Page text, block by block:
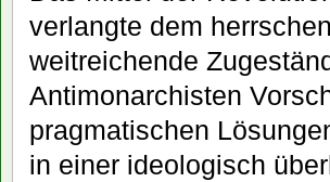
verlangte dem
weitreichende
Antimonarchisten
pragmatischen
in einer ideologisch